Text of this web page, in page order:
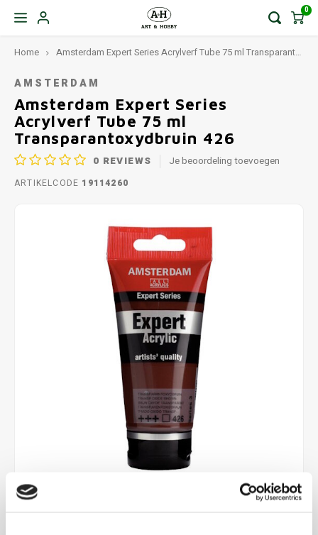
0
Home Amsterdam Expert Series Acrylverf Tube 75 ml Transparantoxydbruin 426
AMSTERDAM
Amsterdam Expert Series
Acrylverf Tube 75 ml
Transparantoxydbruin 426
0 REVIEWS Je beoordeling toevoegen
ARTIKELCODE 19114260